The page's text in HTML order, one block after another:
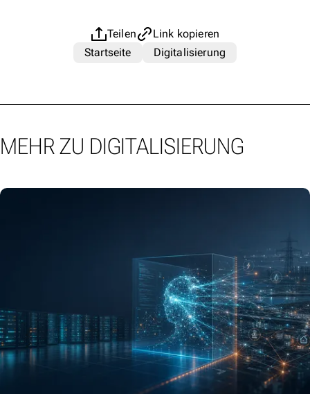
Teilen
Link kopieren
Startseite
Digitalisierung
MEHR ZU DIGITALISIERUNG